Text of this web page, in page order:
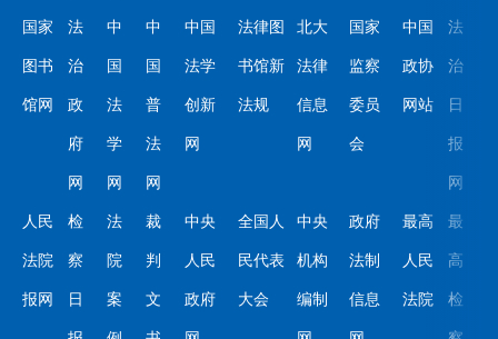
国家
图书
馆网
法
治
政
府
网
中
国
法
学
网
中
国
普
法
网
中国
法学
创新
网
法律图
书馆新
法规
北大
法律
信息
网
国家
监察
委员
会
中国
政协
网站
法
治
日
报
网
人民
法院
报网
检
察
日
法
院
案
裁
判
文
中央
人民
政府
全国人
民代表
大会
中央
机构
编制
政府
法制
信息
最高
人民
法院
最
高
检